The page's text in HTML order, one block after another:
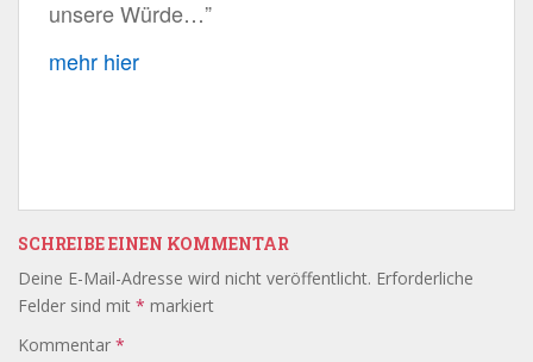
unsere Würde…”
mehr hier
SCHREIBE EINEN KOMMENTAR
Deine E-Mail-Adresse wird nicht veröffentlicht. Erforderliche
Felder sind mit * markiert
Kommentar *